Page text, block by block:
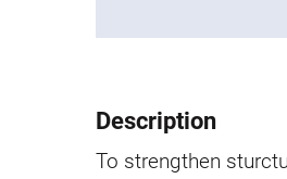
Description
To strengthen